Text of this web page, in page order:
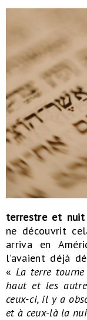
terrestre et nuit
ne découvrit
arriva en
l’avaient déjà
« La terre
haut et les
ceux-ci, il y a
et à ceux-là la